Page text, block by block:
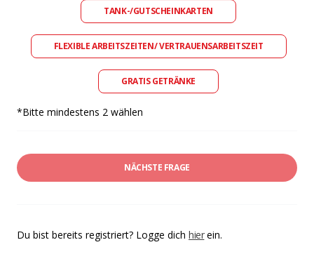
TANK-/GUTSCHEINKARTEN
FLEXIBLE ARBEITSZEITEN/ VERTRAUENSARBEITSZEIT
GRATIS GETRÄNKE
*Bitte mindestens 2 wählen
NÄCHSTE FRAGE
Du bist bereits registriert? Logge dich hierein.